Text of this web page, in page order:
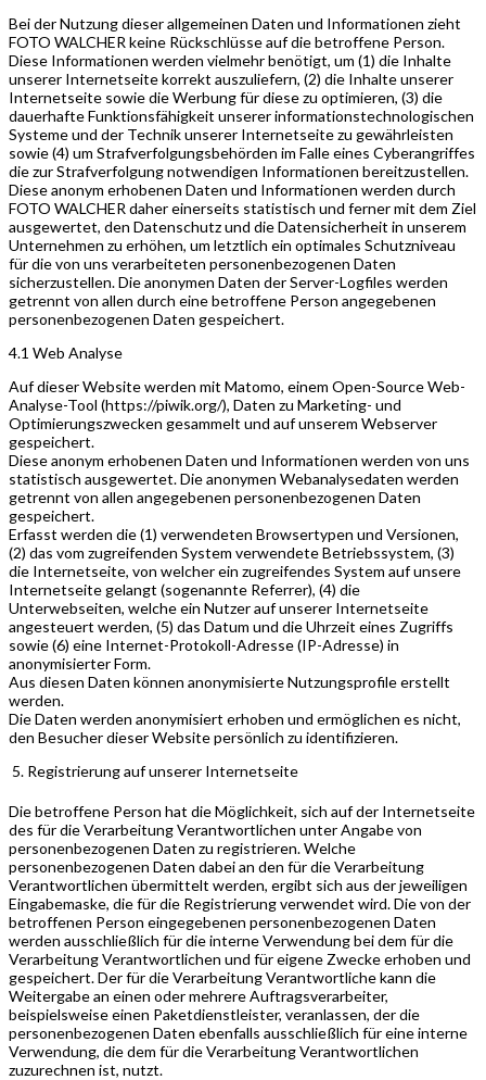
Bei der Nutzung dieser allgemeinen Daten und Informationen zieht
FOTO WALCHER keine Rückschlüsse auf die betroffene Person.
Diese Informationen werden vielmehr benötigt, um (1) die Inhalte
unserer Internetseite korrekt auszuliefern, (2) die Inhalte unserer
Internetseite sowie die Werbung für diese zu optimieren, (3) die
dauerhafte Funktionsfähigkeit unserer informationstechnologischen
Systeme und der Technik unserer Internetseite zu gewährleisten
sowie (4) um Strafverfolgungsbehörden im Falle eines Cyberangriffes
die zur Strafverfolgung notwendigen Informationen bereitzustellen.
Diese anonym erhobenen Daten und Informationen werden durch
FOTO WALCHER daher einerseits statistisch und ferner mit dem Ziel
ausgewertet, den Datenschutz und die Datensicherheit in unserem
Unternehmen zu erhöhen, um letztlich ein optimales Schutzniveau
für die von uns verarbeiteten personenbezogenen Daten
sicherzustellen. Die anonymen Daten der Server-Logfiles werden
getrennt von allen durch eine betroffene Person angegebenen
personenbezogenen Daten gespeichert.
4.1 Web Analyse
Auf dieser Website werden mit Matomo, einem Open-Source Web-
Analyse-Tool (https://piwik.org/), Daten zu Marketing- und
Optimierungszwecken gesammelt und auf unserem Webserver
gespeichert.
Diese anonym erhobenen Daten und Informationen werden von uns
statistisch ausgewertet. Die anonymen Webanalysedaten werden
getrennt von allen angegebenen personenbezogenen Daten
gespeichert.
Erfasst werden die (1) verwendeten Browsertypen und Versionen,
(2) das vom zugreifenden System verwendete Betriebssystem, (3)
die Internetseite, von welcher ein zugreifendes System auf unsere
Internetseite gelangt (sogenannte Referrer), (4) die
Unterwebseiten, welche ein Nutzer auf unserer Internetseite
angesteuert werden, (5) das Datum und die Uhrzeit eines Zugriffs
sowie (6) eine Internet-Protokoll-Adresse (IP-Adresse) in
anonymisierter Form.
Aus diesen Daten können anonymisierte Nutzungsprofile erstellt
werden.
Die Daten werden anonymisiert erhoben und ermöglichen es nicht,
den Besucher dieser Website persönlich zu identifizieren.
Registrierung auf unserer Internetseite
Die betroffene Person hat die Möglichkeit, sich auf der Internetseite
des für die Verarbeitung Verantwortlichen unter Angabe von
personenbezogenen Daten zu registrieren. Welche
personenbezogenen Daten dabei an den für die Verarbeitung
Verantwortlichen übermittelt werden, ergibt sich aus der jeweiligen
Eingabemaske, die für die Registrierung verwendet wird. Die von der
betroffenen Person eingegebenen personenbezogenen Daten
werden ausschließlich für die interne Verwendung bei dem für die
Verarbeitung Verantwortlichen und für eigene Zwecke erhoben und
gespeichert. Der für die Verarbeitung Verantwortliche kann die
Weitergabe an einen oder mehrere Auftragsverarbeiter,
beispielsweise einen Paketdienstleister, veranlassen, der die
personenbezogenen Daten ebenfalls ausschließlich für eine interne
Verwendung, die dem für die Verarbeitung Verantwortlichen
zuzurechnen ist, nutzt.